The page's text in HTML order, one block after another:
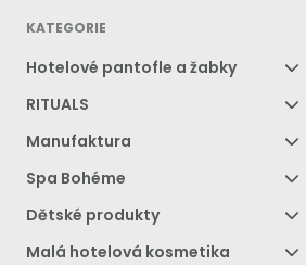
KATEGORIE
Hotelové pantofle a žabky
RITUALS
Manufaktura
Spa Bohéme
Dětské produkty
Malá hotelová kosmetika